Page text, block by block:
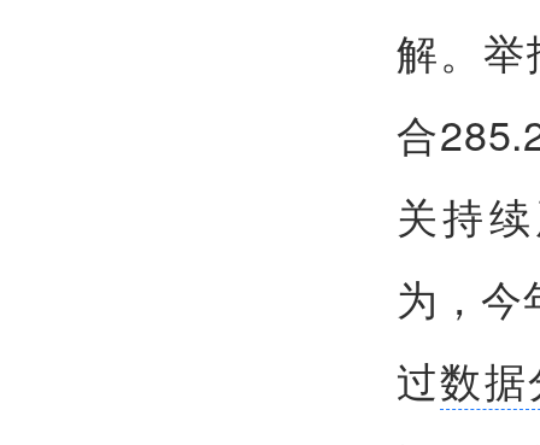
解。
合
关持
为，今
过数